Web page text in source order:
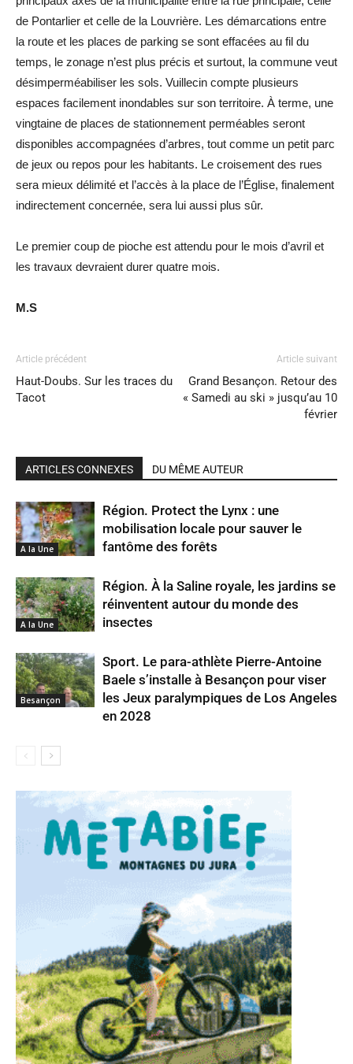
de Pontarlier et celle de la Louvrière. Les démarcations entre
la route et les places de parking se sont effacées au fil du
temps, le zonage n’est plus précis et surtout, la commune veut
désimperméabiliser les sols. Vuillecin compte plusieurs
espaces facilement inondables sur son territoire. À terme, une
vingtaine de places de stationnement perméables seront
disponibles accompagnées d’arbres, tout comme un petit parc
de jeux ou repos pour les habitants. Le croisement des rues
sera mieux délimité et l’accès à la place de l’Église, finalement
indirectement concernée, sera lui aussi plus sûr.
Le premier coup de pioche est attendu pour le mois d’avril et
les travaux devraient durer quatre mois.
M.S
Article précédent
Haut-Doubs. Sur les traces du
Tacot
Article suivant
Grand Besançon. Retour des
« Samedi au ski » jusqu’au 10
février
ARTICLES CONNEXES DU MÊME AUTEUR
A la Une
Région. Protect the Lynx : une
mobilisation locale pour sauver le
fantôme des forêts
A la Une
Région. À la Saline royale, les jardins se
réinventent autour du monde des
insectes
Besançon
Sport. Le para-athlète Pierre-Antoine
Baele s’installe à Besançon pour viser
les Jeux paralympiques de Los Angeles
en 2028